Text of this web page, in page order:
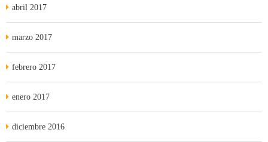
abril 2017
marzo 2017
febrero 2017
enero 2017
diciembre 2016